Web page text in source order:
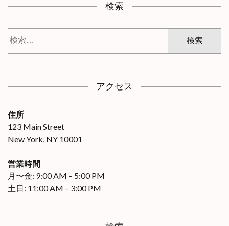
検索
アクセス
住所
123 Main Street
New York, NY 10001
営業時間
月〜金: 9:00 AM – 5:00 PM
土日: 11:00 AM – 3:00 PM